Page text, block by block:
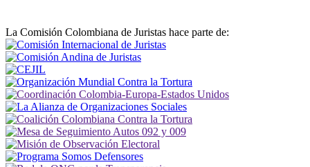
La Comisión Colombiana de Juristas hace parte de: